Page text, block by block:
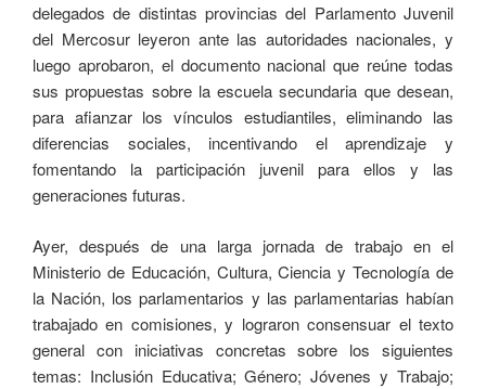
delegados de distintas provincias del Parlamento Juvenil
del Mercosur leyeron ante las autoridades nacionales, y
luego aprobaron, el documento nacional que reúne todas
sus propuestas sobre la escuela secundaria que desean,
para afianzar los vínculos estudiantiles, eliminando las
diferencias sociales, incentivando el aprendizaje y
fomentando la participación juvenil para ellos y las
generaciones futuras.
Ayer, después de una larga jornada de trabajo en el
Ministerio de Educación, Cultura, Ciencia y Tecnología de
la Nación, los parlamentarios y las parlamentarias habían
trabajado en comisiones, y lograron consensuar el texto
general con iniciativas concretas sobre los siguientes
temas: Inclusión Educativa; Género; Jóvenes y Trabajo;